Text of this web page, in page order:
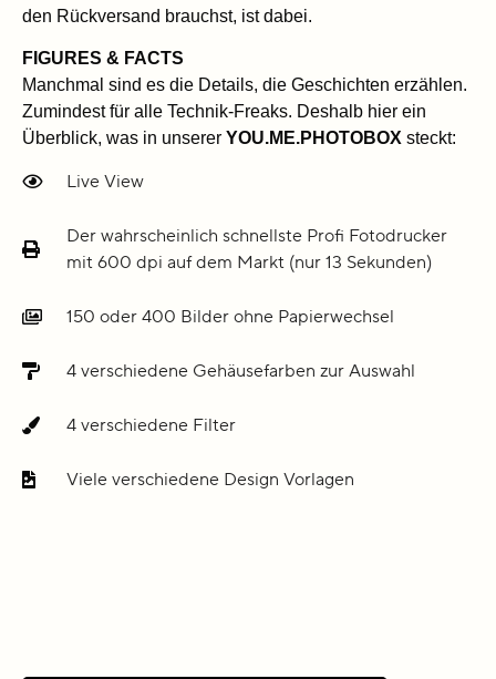
den Rückversand brauchst, ist dabei.
FIGURES & FACTS
Manchmal sind es die Details, die Geschichten erzählen.
Zumindest für alle Technik-Freaks. Deshalb hier ein
Überblick, was in unserer YOU.ME.PHOTOBOX steckt:
Live View
Der wahrscheinlich schnellste Profi Fotodrucker
mit 600 dpi auf dem Markt (nur 13 Sekunden)
150 oder 400 Bilder ohne Papierwechsel
4 verschiedene Gehäusefarben zur Auswahl
4 verschiedene Filter
Viele verschiedene Design Vorlagen